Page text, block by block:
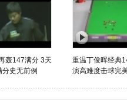
轰147满分 3天
分史无前例
重温丁俊晖经典
演高难度击球完